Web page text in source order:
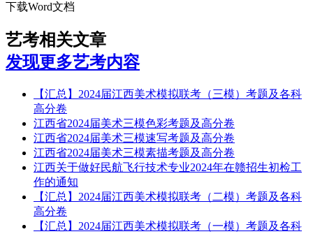
下载Word文档
艺考相关文章
发现更多艺考内容
【汇总】2024届江西美术模拟联考（三模）考题及各科
高分卷
江西省2024届美术三模色彩考题及高分卷
江西省2024届美术三模速写考题及高分卷
江西省2024届美术三模素描考题及高分卷
江西关于做好民航飞行技术专业2024年在赣招生初检工
作的通知
【汇总】2024届江西美术模拟联考（二模）考题及各科
高分卷
【汇总】2024届江西美术模拟联考（一模）考题及各科